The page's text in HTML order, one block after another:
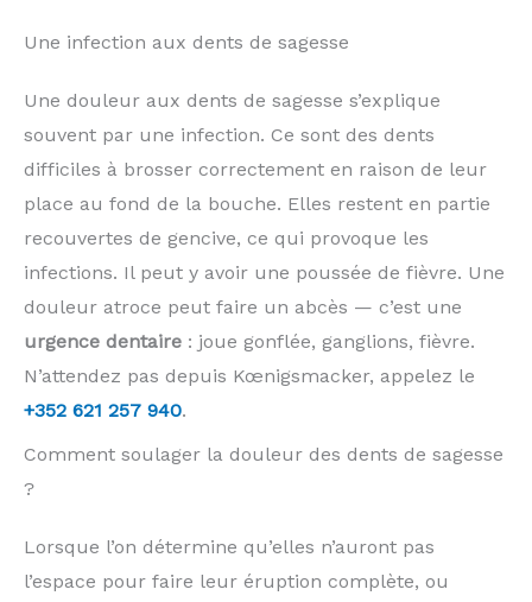
Une infection aux dents de sagesse
Une douleur aux dents de sagesse s’explique
souvent par une infection. Ce sont des dents
difficiles à brosser correctement en raison de leur
place au fond de la bouche. Elles restent en partie
recouvertes de gencive, ce qui provoque les
infections. Il peut y avoir une poussée de fièvre. Une
douleur atroce peut faire un abcès — c’est une
urgence dentaire : joue gonflée, ganglions, fièvre.
N’attendez pas depuis Kœnigsmacker, appelez le
+352 621 257 940.
Comment soulager la douleur des dents de sagesse
?
Lorsque l’on détermine qu’elles n’auront pas
l’espace pour faire leur éruption complète, ou